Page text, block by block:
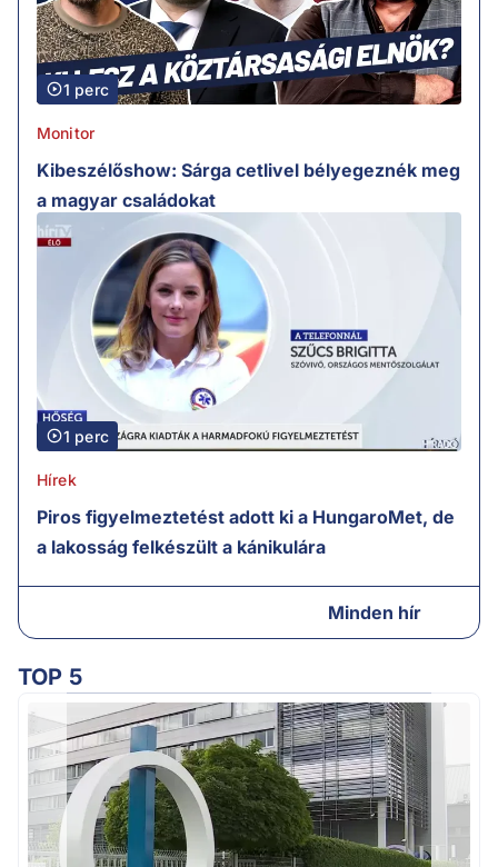
1 perc
Monitor
Kibeszélőshow: Sárga cetlivel bélyegeznék meg
a magyar családokat
1 perc
Hírek
Piros figyelmeztetést adott ki a HungaroMet, de
a lakosság felkészült a kánikulára
Minden hír
TOP 5